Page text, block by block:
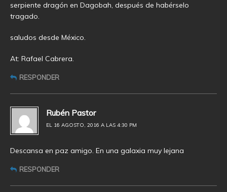
serpiente dragón en Dagobah, después de habérselo
tragado.
saludos desde México.
At: Rafael Cabrera.
RESPONDER
Rubén Pastor
EL 16 AGOSTO, 2016 A LAS 4:30 PM
Descansa en paz amigo. En una galaxia muy lejana
RESPONDER